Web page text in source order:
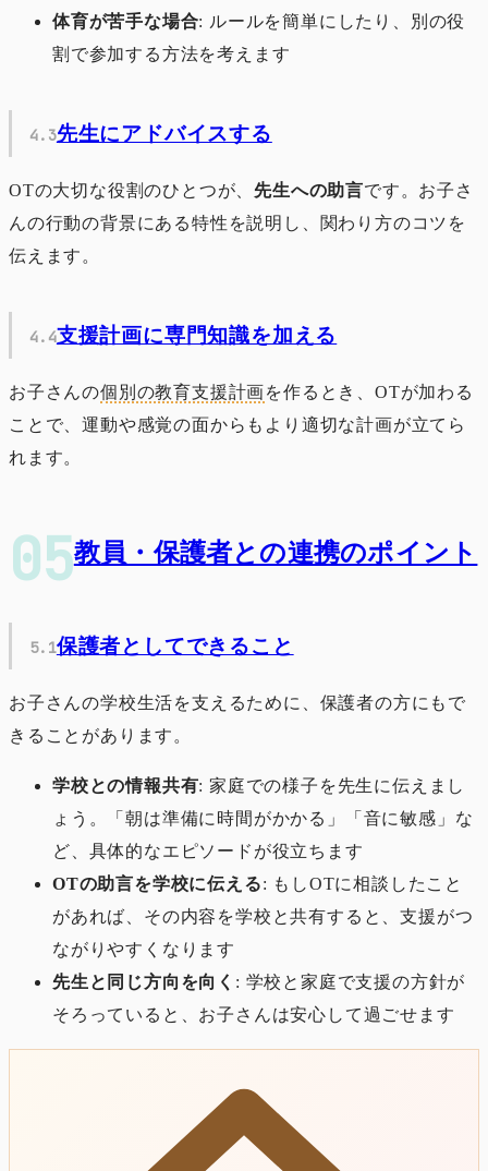
体育が苦手な場合: ルールを簡単にしたり、別の役
割で参加する方法を考えます
先生にアドバイスする
OTの大切な役割のひとつが、 先生への助言です。お子さ
んの行動の背景にある特性を説明し、関わり方のコツを
伝えます。
支援計画に専門知識を加える
お子さんの個別の教育支援計画を作るとき、OTが加わる
ことで、運動や感覚の面からもより適切な計画が立てら
れます。
教員・保護者との連携のポイント
保護者としてできること
お子さんの学校生活を支えるために、保護者の方にもで
きることがあります。
学校との情報共有: 家庭での様子を先生に伝えまし
ょう。「朝は準備に時間がかかる」「音に敏感」な
ど、具体的なエピソードが役立ちます
OTの助言を学校に伝える: もしOTに相談したこと
があれば、その内容を学校と共有すると、支援がつ
ながりやすくなります
先生と同じ方向を向く : 学校と家庭で支援の方針が
そろっていると、お子さんは安心して過ごせます